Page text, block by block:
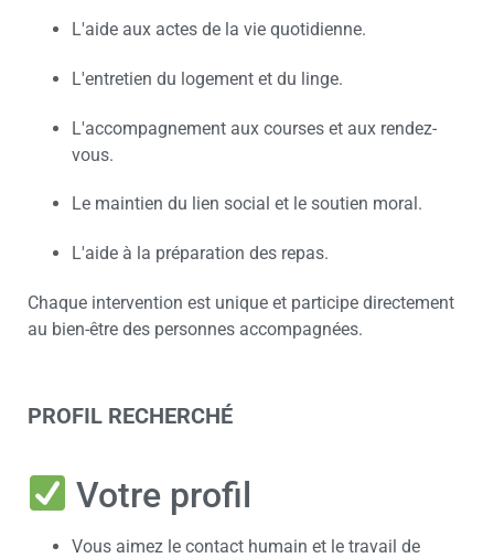
L'aide aux actes de la vie quotidienne.
L'entretien du logement et du linge.
L'accompagnement aux courses et aux rendez-
vous.
Le maintien du lien social et le soutien moral.
L'aide à la préparation des repas.
Chaque intervention est unique et participe directement
au bien-être des personnes accompagnées.
PROFIL RECHERCHÉ
Votre profil
Vous aimez le contact humain et le travail de